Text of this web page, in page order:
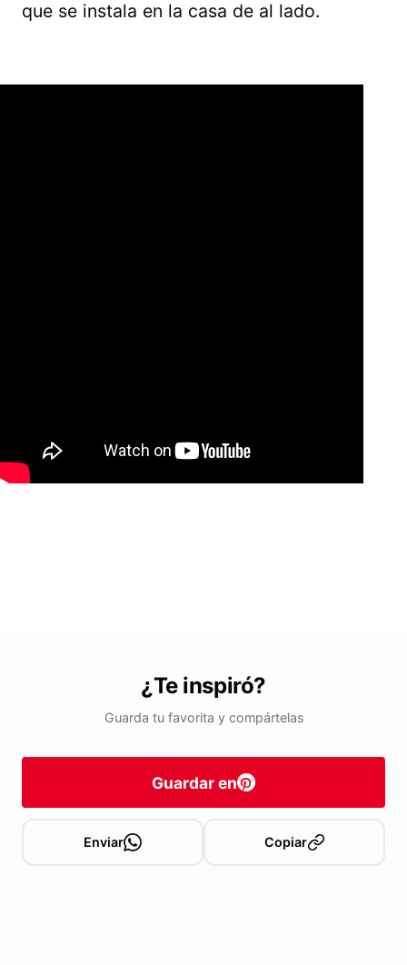
que se instala en la casa de al lado.
¿Te inspiró?
Guarda tu favorita y compártelas
Guardar en
Enviar Copiar